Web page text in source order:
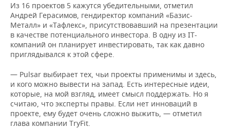
Из 16 проектов 5 кажутся убедительными, отметил
Андрей Герасимов, гендиректор компаний «Базис-
Металл» и «Тафлекс», присутствовавший на презентации
в качестве потенциального инвестора. В одну из IT-
компаний он планирует инвестировать, так как давно
приглядывался к этой сфере.
— Pulsar выбирает тех, чьи проекты применимы и здесь,
и кого можно вывести на запад. Есть интересные идеи,
которые, на мой взгляд, имеет смысл поддержать. Но я
считаю, что эксперты правы. Если нет инноваций в
проекте, ему будет очень сложно выжить, — отметил
глава компании TryFit.